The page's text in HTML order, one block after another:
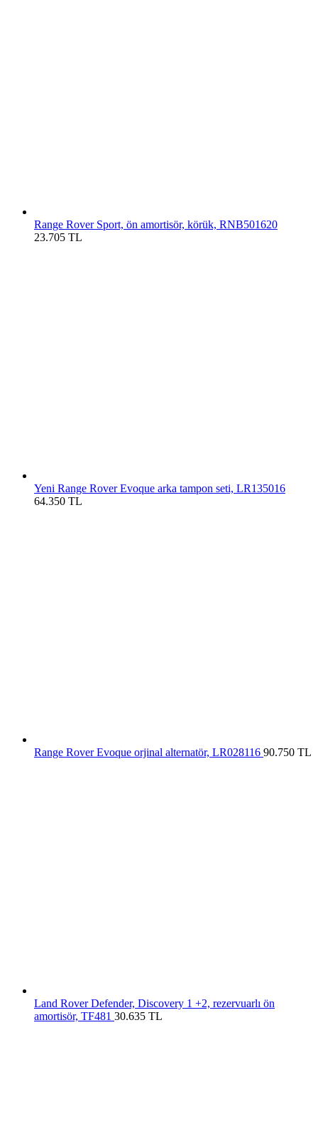
Range Rover Sport, ön amortisör, körük, RNB501620
23.705 TL
Yeni Range Rover Evoque arka tampon seti, LR135016
64.350 TL
Range Rover Evoque orjinal alternatör, LR028116 90.750 TL
Land Rover Defender, Discovery 1 +2, rezervuarlı ön
amortisör, TF481 30.635 TL